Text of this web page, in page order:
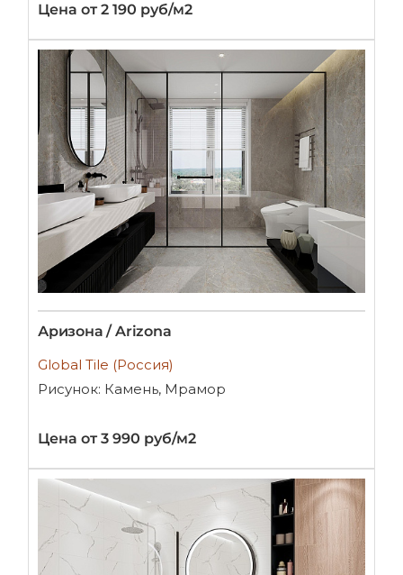
Цена от 2 190 руб/м2
Аризона / Arizona
Global Tile (Россия)
Рисунок: Камень, Мрамор
Цена от 3 990 руб/м2